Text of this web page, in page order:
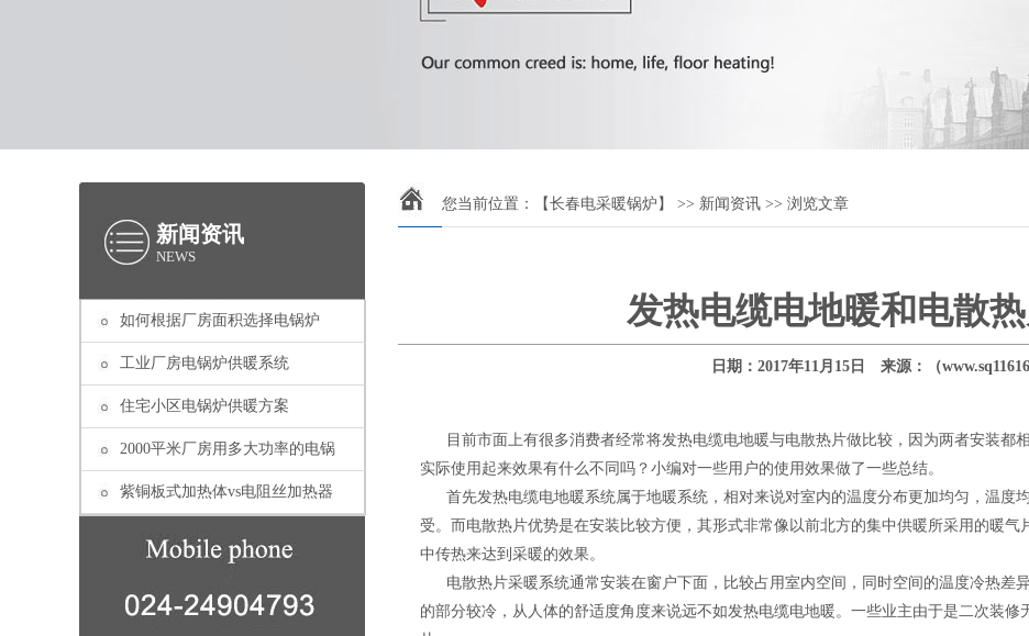
新闻资讯
NEWS
如何根据厂房面积选择电锅炉
工业厂房电锅炉供暖系统
住宅小区电锅炉供暖方案
2000平米厂房用多大功率的电锅
紫铜板式加热体vs电阻丝加热器
您当前位置： 【长春电采暖锅炉】 >> 新闻资讯 >> 浏览文章
发热电缆电地暖和电散
日期：2017年11月15日 来源：（
目前市面上有很多消费者经常将发热电缆电地暖与电散热片做比较，因为两者安装都
实际使用起来效果有什么不同吗？小编对一些用户的使用效果做了一些总结。
首先发热电缆电地暖系统属于地暖系统，相对来说对室内的温度分布更加均匀，温度
受。而电散热片优势是在安装比较方便，其形式非常像以前北方的集中供暖所采用的暖
中传热来达到采暖的效果。
电散热片采暖系统通常安装在窗户下面，比较占用室内空间，同时空间的温度冷热差
的部分较冷，从人体的舒适度角度来说远不如发热电缆电地暖。一些业主由于是二次装